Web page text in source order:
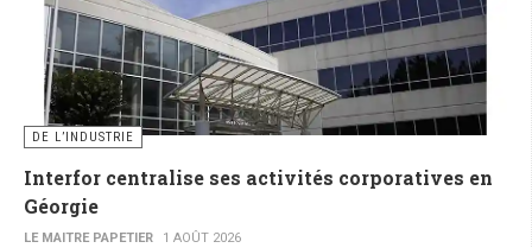
DE L’INDUSTRIE
Interfor centralise ses activités corporatives en
Géorgie
LE MAITRE PAPETIER 1 AOÛT 2026